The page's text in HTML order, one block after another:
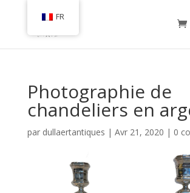
Photographie de
chandeliers en
par dullaertantiques | Avr 21, 2020 | 0
FR